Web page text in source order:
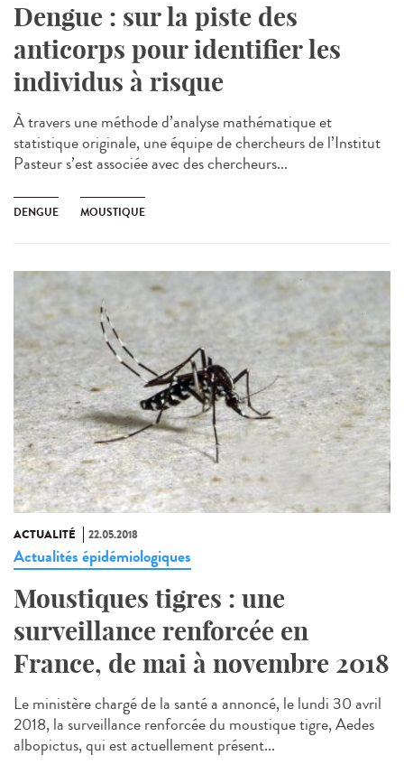
Dengue : sur la piste des
anticorps pour identifier les
individus à risque
À travers une méthode d’analyse mathématique et
statistique originale, une équipe de chercheurs de l’Institut
Pasteur s’est associée avec des chercheurs...
DENGUE MOUSTIQUE
ACTUALITÉ 22.05.2018
Actualités épidémiologiques
Moustiques tigres : une
surveillance renforcée en
France, de mai à novembre 2018
Le ministère chargé de la santé a annoncé, le lundi 30 avril
2018, la surveillance renforcée du moustique tigre, Aedes
albopictus, qui est actuellement présent...